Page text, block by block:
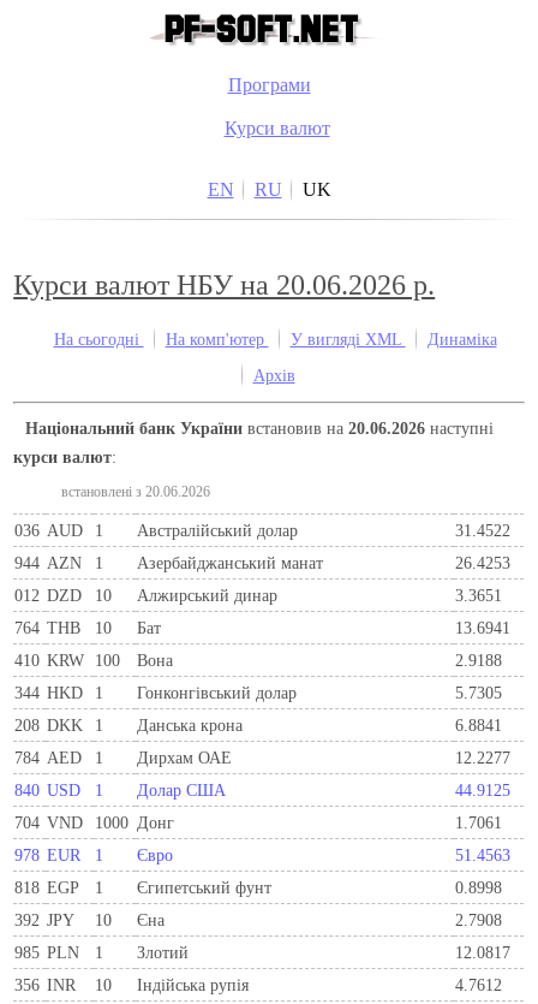
Програми
Курси валют
EN RU UK
Курси валют НБУ на 20.06.2026 р.
На сьогодні На комп'ютер У вигляді XML
Динаміка
Архів
Національний банк України встановив на20.06.2026 наступні
курси валют:
встановлені з 20.06.2026
036 AUD 1 Австралійський долар
31.4522
944 AZN 1 Азербайджанський манат
26.4253
012 DZD 10 Алжирський динар
3.3651
764 THB 10 Бат
13.6941
410 KRW 100 Вона
2.9188
344 HKD 1 Гонконгівський долар
5.7305
208 DKK 1 Данська крона
6.8841
784 AED 1 Дирхам ОАЕ
12.2277
840 USD 1 Долар США
44.9125
704 VND 1000 Донг
1.7061
978 EUR 1 Євро
51.4563
818 EGP 1 Єгипетський фунт
0.8998
392 JPY 10 Єна
2.7908
985 PLN 1 Злотий
12.0817
356 INR 10 Індійська рупія
4.7612